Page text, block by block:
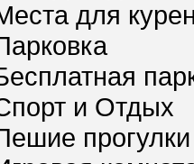
для
и Отдых
прогулки